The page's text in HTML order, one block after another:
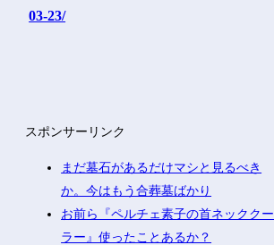
03-23/
スポンサーリンク
まだ墓石があるだけマシと見るべき
か。今はもう合葬墓ばかり
お前ら『ペルチェ素子の首ネッククー
ラー』使ったことあるか？